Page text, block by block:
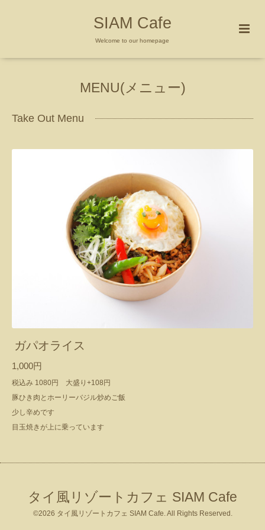
SIAM Cafe
Welcome to our homepage
MENU(メニュー)
Take Out Menu
ガパオライス
1,000円
税込み 1080円 大盛り+108円
豚ひき肉とホーリーバジル炒めご飯
少し辛めです
目玉焼きが上に乗っています
タイ風リゾートカフェ SIAM Cafe
©2026 タイ風リゾートカフェ SIAM Cafe. All Rights Reserved.